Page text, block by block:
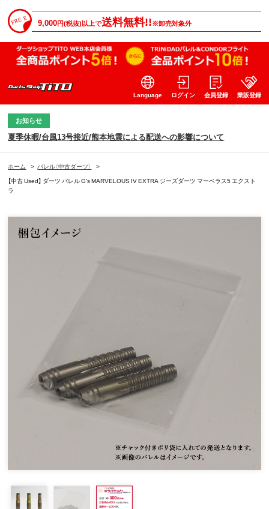
9,000円(税抜)以上で送料無料!!※卸売対象外
Language ログイン 会員登録 業販登録
お知らせ
夏季休暇/台風13号接近/熊本地震による配送への影響について
ホーム > バレル（中古ダーツ）
>
【中古 Used】 ダーツ バレル G's MARVELOUS IV EXTRA ジーズダーツ マーベラス5 エクスト
ラ